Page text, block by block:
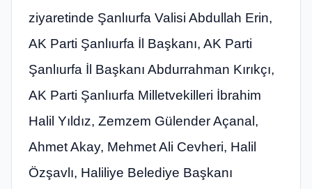
ziyaretinde Şanlıurfa Valisi Abdullah Erin,
AK Parti Şanlıurfa İl Başkanı, AK Parti
Şanlıurfa İl Başkanı Abdurrahman Kırıkçı,
AK Parti Şanlıurfa Milletvekilleri İbrahim
Halil Yıldız, Zemzem Gülender Açanal,
Ahmet Akay, Mehmet Ali Cevheri, Halil
Özşavlı, Haliliye Belediye Başkanı